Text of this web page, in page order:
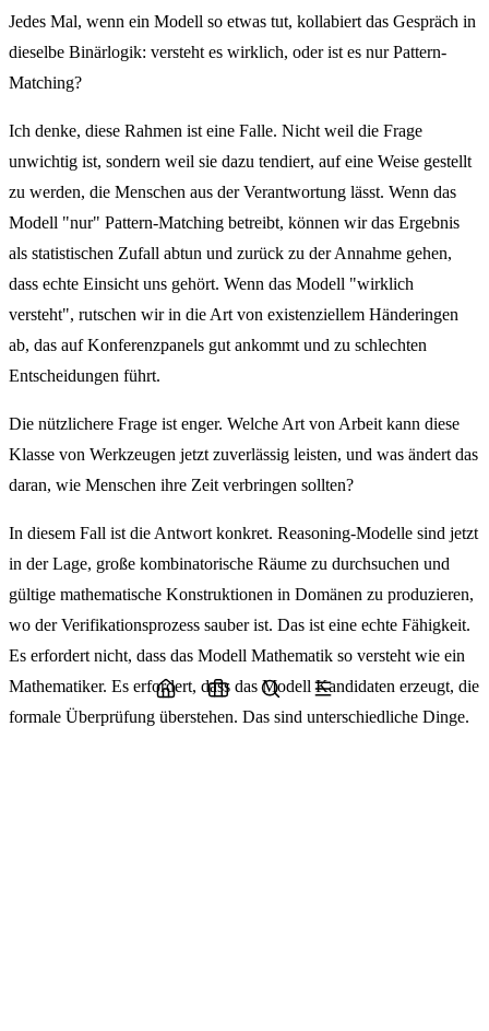
Jedes Mal, wenn ein Modell so etwas tut, kollabiert das Gespräch in
dieselbe Binärlogik: versteht es wirklich, oder ist es nur Pattern-
Matching?
Ich denke, diese Rahmen ist eine Falle. Nicht weil die Frage
unwichtig ist, sondern weil sie dazu tendiert, auf eine Weise gestellt
zu werden, die Menschen aus der Verantwortung lässt. Wenn das
Modell "nur" Pattern-Matching betreibt, können wir das Ergebnis
als statistischen Zufall abtun und zurück zu der Annahme gehen,
dass echte Einsicht uns gehört. Wenn das Modell "wirklich
versteht", rutschen wir in die Art von existenziellem Händeringen
ab, das auf Konferenzpanels gut ankommt und zu schlechten
Entscheidungen führt.
Die nützlichere Frage ist enger. Welche Art von Arbeit kann diese
Klasse von Werkzeugen jetzt zuverlässig leisten, und was ändert das
daran, wie Menschen ihre Zeit verbringen sollten?
In diesem Fall ist die Antwort konkret. Reasoning-Modelle sind jetzt
in der Lage, große kombinatorische Räume zu durchsuchen und
gültige mathematische Konstruktionen in Domänen zu produzieren,
wo der Verifikationsprozess sauber ist. Das ist eine echte Fähigkeit.
Es erfordert nicht, dass das Modell Mathematik so versteht wie ein
Mathematiker. Es erfordert, dass das Modell Kandidaten erzeugt, die
formale Überprüfung überstehen. Das sind unterschiedliche Dinge.